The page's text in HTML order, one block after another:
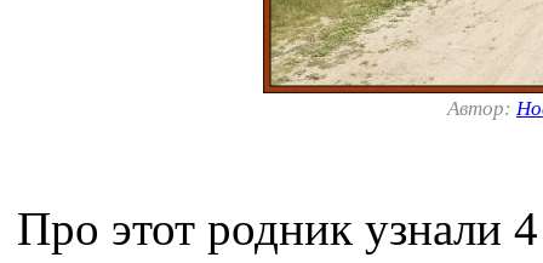
Автор:
Про этот родник узнали